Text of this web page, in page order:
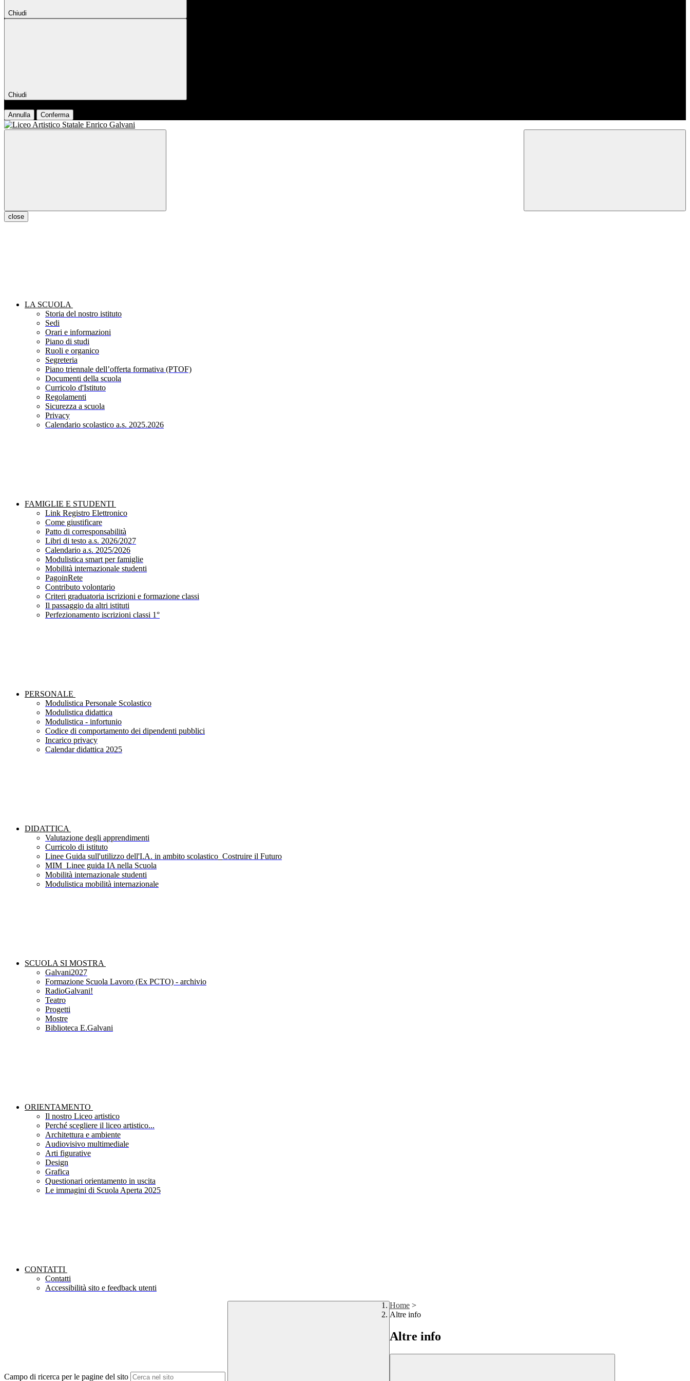
Chiudi
Chiudi
Annulla Conferma
close
LA SCUOLA
Storia del nostro istituto
Sedi
Orari e informazioni
Piano di studi
Ruoli e organico
Segreteria
Piano triennale dell’offerta formativa (PTOF)
Documenti della scuola
Curricolo d'Istituto
Regolamenti
Sicurezza a scuola
Privacy
Calendario scolastico a.s. 2025.2026
FAMIGLIE E STUDENTI
Link Registro Elettronico
Come giustificare
Patto di corresponsabilità
Libri di testo a.s. 2026/2027
Calendario a.s. 2025/2026
Modulistica smart per famiglie
Mobilità internazionale studenti
PagoinRete
Contributo volontario
Criteri graduatoria iscrizioni e formazione classi
Il passaggio da altri istituti
Perfezionamento iscrizioni classi 1°
PERSONALE
Modulistica Personale Scolastico
Modulistica didattica
Modulistica - infortunio
Codice di comportamento dei dipendenti pubblici
Incarico privacy
Calendar didattica 2025
DIDATTICA
Valutazione degli apprendimenti
Curricolo di istituto
Linee Guida sull'utilizzo dell'I.A. in ambito scolastico_Costruire il Futuro
MIM_Linee guida IA nella Scuola
Mobilità internazionale studenti
Modulistica mobilità internazionale
SCUOLA SI MOSTRA
Galvani2027
Formazione Scuola Lavoro (Ex PCTO) - archivio
RadioGalvani!
Teatro
Progetti
Mostre
Biblioteca E.Galvani
ORIENTAMENTO
Il nostro Liceo artistico
Perché scegliere il liceo artistico...
Architettura e ambiente
Audiovisivo multimediale
Arti figurative
Design
Grafica
Questionari orientamento in uscita
Le immagini di Scuola Aperta 2025
CONTATTI
Contatti
Accessibilità sito e feedback utenti
Campo di ricerca per le pagine del sito
Home >
Altre info
Altre info